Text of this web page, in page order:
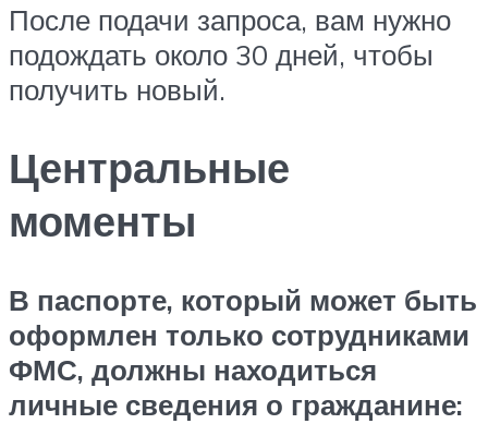
После подачи запроса, вам нужно
подождать около 30 дней, чтобы
получить новый.
Центральные
моменты
В паспорте, который может быть
оформлен только сотрудниками
ФМС, должны находиться
личные сведения о гражданине: